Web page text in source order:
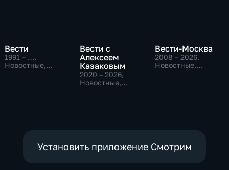
Вести
1991 – …,
Новостные,
Вести с
Алексеем
Казаковым
2020 – 2026,
Новостные,
Вести-Москва
2008 – 2026,
Новостные,
Установить приложение Смотрим